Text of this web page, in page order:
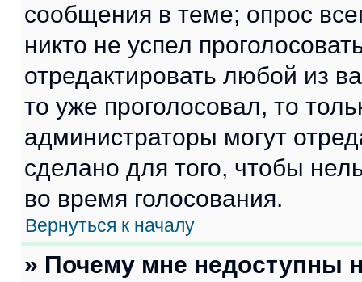
сообщения в теме; опрос
никто не успел
отредактировать любой из
то уже проголосовал, то
администраторы могут
сделано для того, чтобы
во время голосования.
Вернуться к началу
» Почему мне недоступны